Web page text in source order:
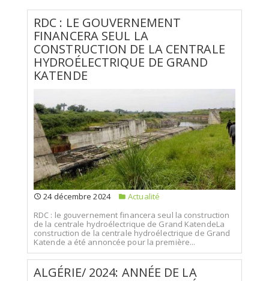
RDC : LE GOUVERNEMENT
FINANCERA SEUL LA
CONSTRUCTION DE LA CENTRALE
HYDROÉLECTRIQUE DE GRAND
KATENDE
24 décembre 2024
Actualité
RDC : le gouvernement financera seul la construction
de la centrale hydroélectrique de Grand KatendeLa
construction de la centrale hydroélectrique de Grand
Katende a été annoncée pour la première...
ALGÉRIE/ 2024: ANNÉE DE LA